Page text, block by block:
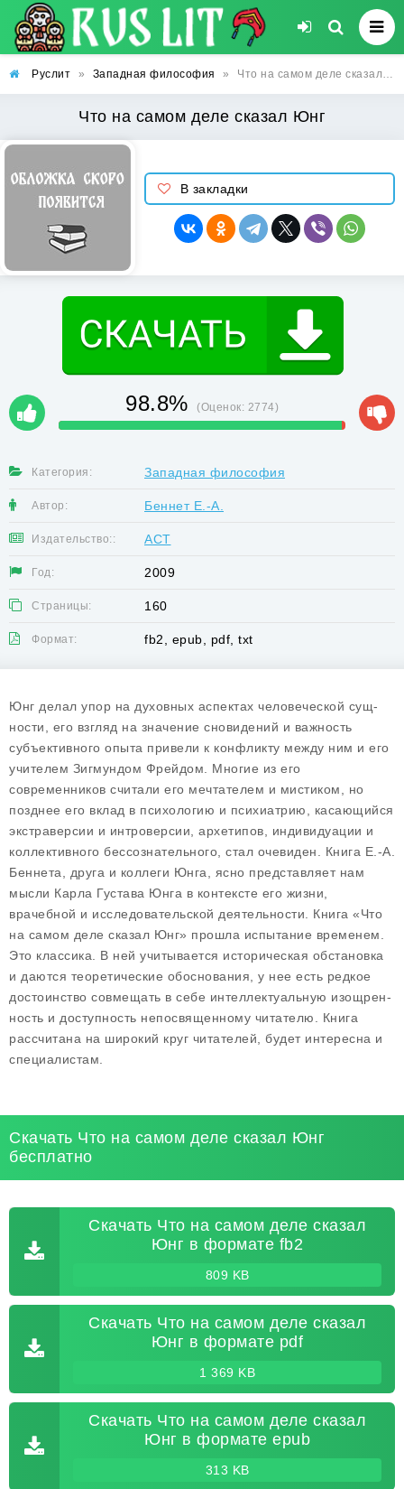
Руслит » Западная философия » Что на самом деле сказал Юнг
Что на самом деле сказал Юнг
В закладки
98.8% (Оценок: 2774)
Категория: Западная философия
Автор: Беннет Е.-А.
Издательство:: АСТ
Год: 2009
Страницы: 160
Формат: fb2, epub, pdf, txt
Юнг делал упор на духовных аспектах человеческой сущ­
ности, его взгляд на значение сновидений и важность
субъек­тивного опыта привели к конфликту между ним и его
учителем Зигмундом Фрейдом. Многие из его
современников считали его мечтателем и мистиком, но
позднее его вклад в психологию и психиатрию, касающийся
экстраверсии и интроверсии, архе­типов, индивидуации и
коллективного бессознательного, стал очевиден. Книга Е.-А.
Беннета, друга и коллеги Юнга, ясно представляет нам
мысли Карла Густава Юнга в контексте его жизни,
врачебной и исследовательской деятельности. Книга «Что
на самом деле сказал Юнг» прошла испытание временем.
Это классика. В ней учитывается историческая об­становка
и даются теоретические обоснования, у нее есть ред­кое
достоинство совмещать в себе интеллектуальную изощрен­
ность и доступность непосвященному читателю. Книга
рассчитана на широкий круг читателей, будет инте­ресна и
специалистам.
Скачать Что на самом деле сказал Юнг
бесплатно
Скачать Что на самом деле сказал
Юнг в формате fb2
809 KB
Скачать Что на самом деле сказал
Юнг в формате pdf
1 369 KB
Скачать Что на самом деле сказал
Юнг в формате epub
313 KB